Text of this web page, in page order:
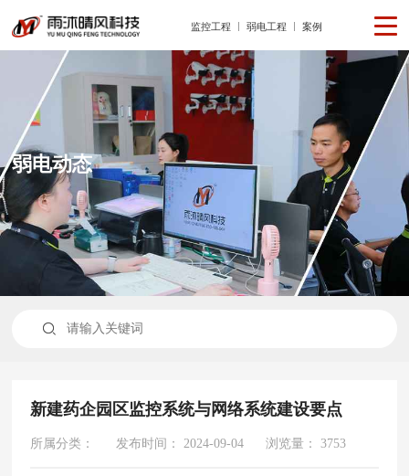
监控工程 弱电工程 案例
弱电动态

新建药企园区监控系统与网络系统建设要点
所属分类： 发布时间： 2024-09-04 浏览量： 3753